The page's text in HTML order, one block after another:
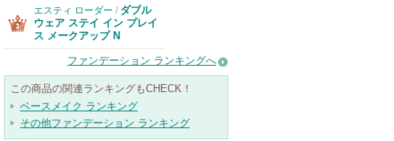
エスティ ローダー / ダブル
ウェア ステイ イン プレイ
ス メークアップ N
ファンデーション ランキングへ
この商品の関連ランキングもCHECK！
ベースメイク ランキング
その他ファンデーション ランキング